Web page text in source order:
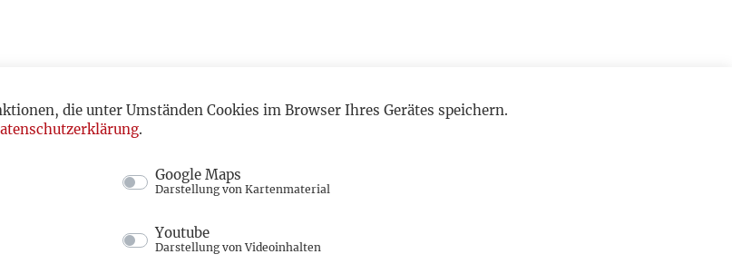
die unter Umständen Cookies im Browser Ihres Gerätes speichern.
.
Google Maps
Darstellung von Kartenmaterial
Youtube
Darstellung von Videoinhalten